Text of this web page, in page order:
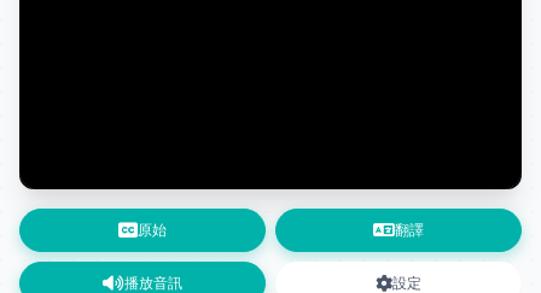
原始 翻譯
播放音訊 設定